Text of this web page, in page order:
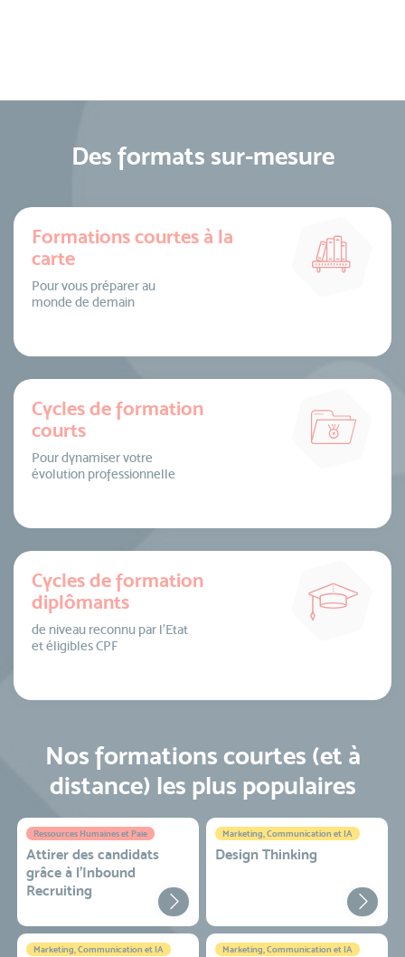
Des formats sur-mesure
Formations courtes à la
carte
Pour vous préparer au
monde de demain
Cycles de formation
courts
Pour dynamiser votre
évolution professionnelle
Cycles de formation
diplômants
de niveau reconnu par l’Etat
et éligibles CPF
Nos formations courtes (et à
distance) les plus populaires
Ressources Humaines et Paie
Attirer des candidats
grâce à l’Inbound
Recruiting
Marketing, Communication et IA
Design Thinking
Marketing, Communication et IA Marketing, Communication et IA